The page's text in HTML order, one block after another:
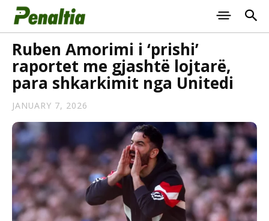
Ruben Amorimi i ‘prishi’
raportet me gjashtë lojtarë,
para shkarkimit nga Unitedi
JANUARY 7, 2026